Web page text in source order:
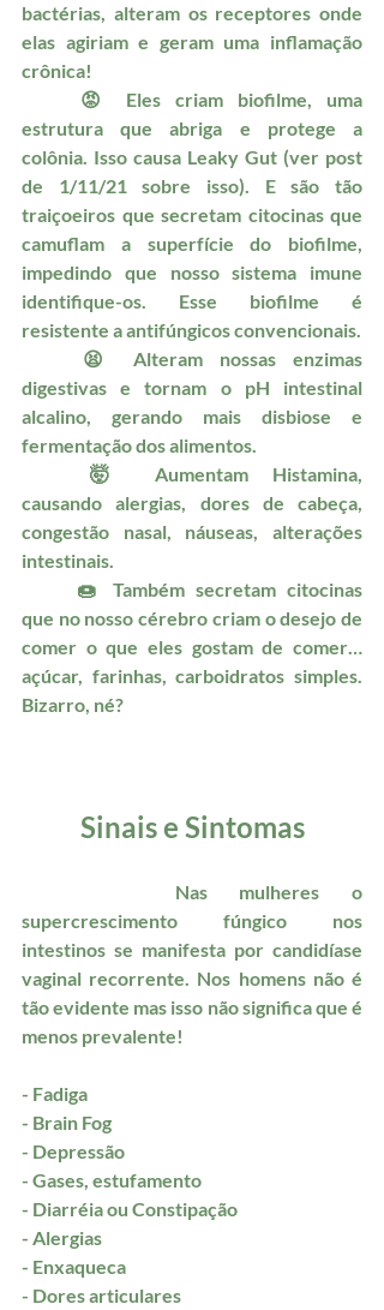
bactérias, alteram os receptores onde
elas agiriam e geram uma inflamação
crônica!
estrutura que abriga e protege a
colônia. Isso causa Leaky Gut (ver post
de 1/11/21 sobre isso). E são tão
traiçoeiros que secretam citocinas que
camuflam a superfície do biofilme,
impedindo que nosso sistema imune
identifique-os. Esse biofilme é
digestivas e tornam o pH intestinal
alcalino, gerando mais disbiose e
fermentação dos alimentos.
	🤯 Aumentam Histamina,
causando alergias, dores de cabeça,
congestão nasal, náuseas, alterações
intestinais.
que no nosso cérebro criam o desejo de
comer o que eles gostam de comer…
açúcar, farinhas, carboidratos simples.
Bizarro, né?
Sinais e Sintomas
supercrescimento fúngico nos
intestinos se manifesta por candidíase
vaginal recorrente. Nos homens não é
tão evidente mas isso não significa que é
menos prevalente!
- Fadiga
- Brain Fog
- Depressão
- Gases, estufamento
- Diarréia ou Constipação
- Alergias
- Enxaqueca
- Dores articulares